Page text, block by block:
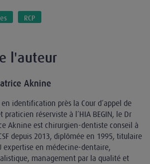
RCP
l'auteur
Aknine
en identification près la Cour d’appel de
praticien réserviste à l’HIA BEGIN, le Dr
Aknine est chirurgien-dentiste conseil à
depuis 2013, diplômée en 1995, titulaire
expertise en médecine-dentaire,
management par la qualité et